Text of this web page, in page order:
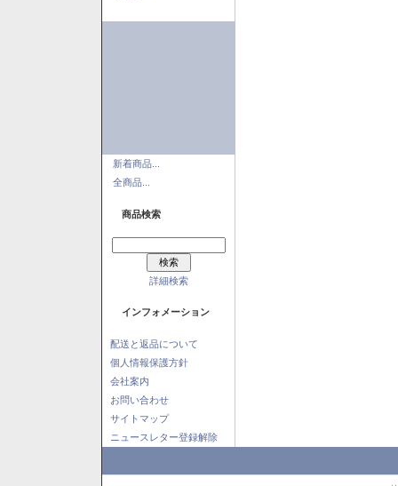
新着商品...
全商品...
商品検索
詳細検索
インフォメーション
配送と返品について
個人情報保護方針
会社案内
お問い合わせ
サイトマップ
ニュースレター登録解除